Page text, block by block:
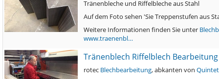
Tränenbleche und Riffelbleche aus Stahl
Auf dem Foto sehen 'Sie Treppenstufen aus
Weitere Informationen finden Sie unter
www.traenenbl…
Tränenblech Riffelblech Bearbeitung
rotec Blechbearbeitung, abkanten von